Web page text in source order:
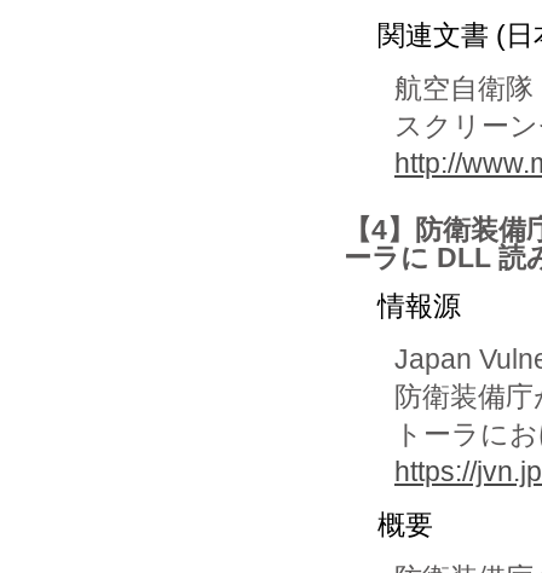
関連文書 (日
航空自衛隊
スクリー
http://
【4】防衛装
ーラに DLL 読
情報源
Japan
防衛装備
トーラに
https://
概要